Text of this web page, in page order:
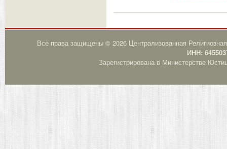
Все права защищены © 2026 Централизованная
ИНН:
Зарегистрирована в Министерстве